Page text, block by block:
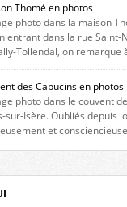
Thomé en photos
photo dans la maison
entrant dans la rue Saint-
Tollendal, on remarque
siècle. Les deux
Entre ces deux
de la Vierge. […]
des Capucins en photos
photo dans le couvent
sur-Isère. Oubliés depuis
et
de vestiges du